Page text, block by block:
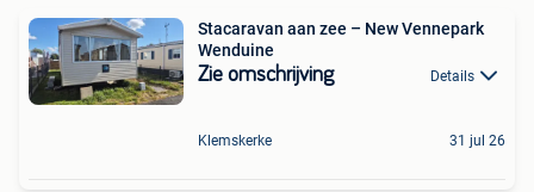
Stacaravan aan zee – New Vennepark
Wenduine
Zie omschrijving Details
Klemskerke 31 jul 26